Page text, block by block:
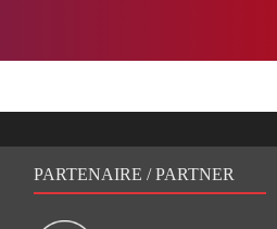
PARTENAIRE / PARTNER